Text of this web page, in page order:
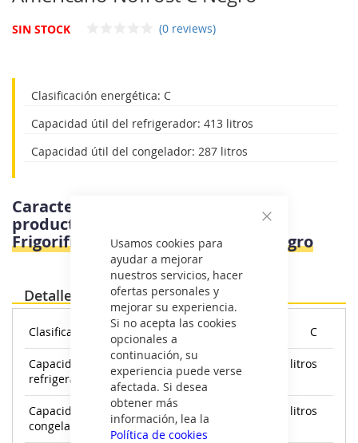
Usamos cookies para
ayudar a mejorar
nuestros servicios, hacer
ofertas personales y
mejorar su experiencia.
Si no acepta las cookies
opcionales a
continuación, su
experiencia puede verse
afectada. Si desea
obtener más
información, lea la
Política de cookies
SIN STOCK (0 reviews)
Clasificación energética: C
Capacidad útil del refrigerador: 413 litros
Capacidad útil del congelador: 287 litros
galería
de
Características e información del
producto
Haier HCR79F18CHMB -
Frigorifico Americano Nofrost C Negro
Detalles
Clasificación energética: C
Capacidad útil del
refrigerador:
413 litros
Capacidad útil del
congelador:
287 litros